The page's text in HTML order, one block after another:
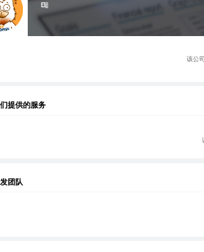
该公
提供的服务
团队